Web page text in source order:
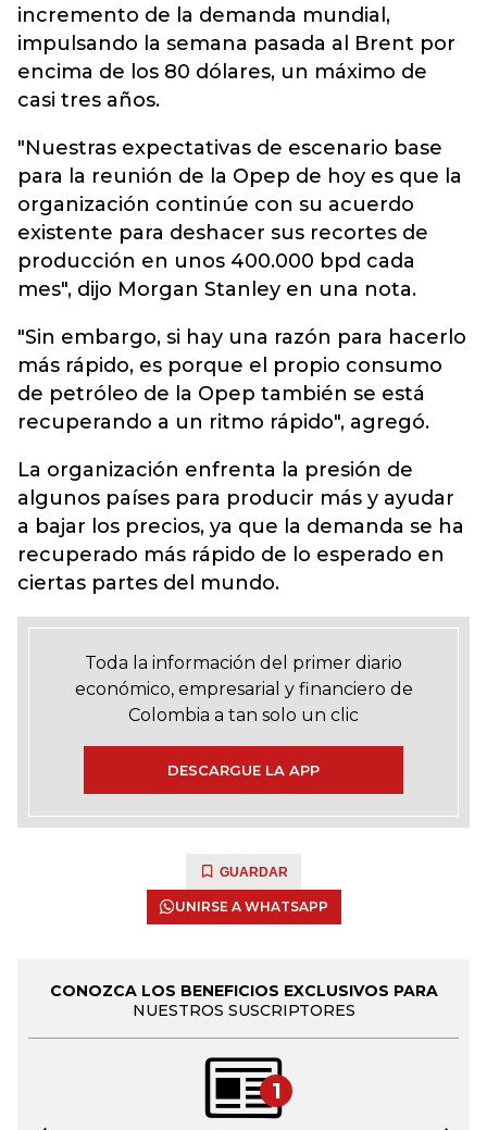
incremento de la demanda mundial,
impulsando la semana pasada al Brent por
encima de los 80 dólares, un máximo de
casi tres años.
"Nuestras expectativas de escenario base
para la reunión de la Opep de hoy es que la
organización continúe con su acuerdo
existente para deshacer sus recortes de
producción en unos 400.000 bpd cada
mes", dijo Morgan Stanley en una nota.
"Sin embargo, si hay una razón para hacerlo
más rápido, es porque el propio consumo
de petróleo de la Opep también se está
recuperando a un ritmo rápido", agregó.
La organización enfrenta la presión de
algunos países para producir más y ayudar
a bajar los precios, ya que la demanda se ha
recuperado más rápido de lo esperado en
ciertas partes del mundo.
Toda la información del primer diario
económico, empresarial y financiero de
Colombia a tan solo un clic
DESCARGUE LA APP
GUARDAR
UNIRSE A WHATSAPP
CONOZCA LOS BENEFICIOS EXCLUSIVOS PARA
NUESTROS SUSCRIPTORES
1